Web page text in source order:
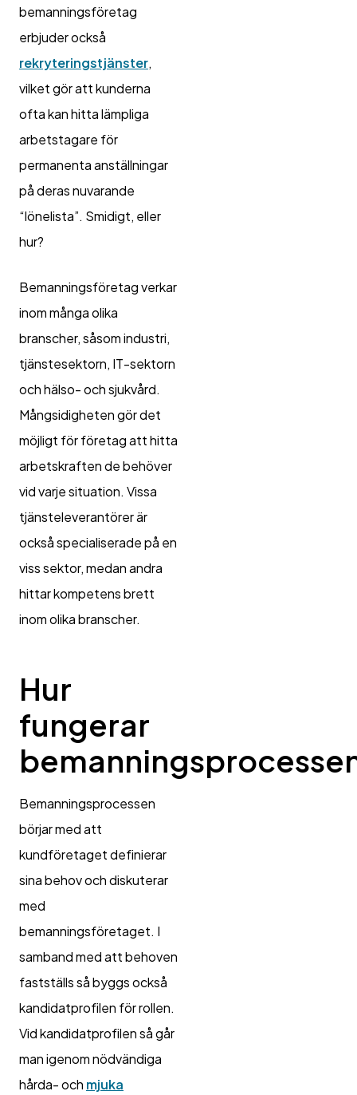
bemanningsföretag
erbjuder också
rekryteringstjänster,
vilket gör att kunderna
ofta kan hitta lämpliga
arbetstagare för
permanenta anställningar
på deras nuvarande
“lönelista”. Smidigt, eller
hur?
Bemanningsföretag verkar
inom många olika
branscher, såsom industri,
tjänstesektorn, IT-sektorn
och hälso- och sjukvård.
Mångsidigheten gör det
möjligt för företag att hitta
arbetskraften de behöver
vid varje situation. Vissa
tjänsteleverantörer är
också specialiserade på en
viss sektor, medan andra
hittar kompetens brett
inom olika branscher.
Hur
fungerar
Bemanningsprocessen
börjar med att
kundföretaget definierar
sina behov och diskuterar
med
bemanningsföretaget. I
samband med att behoven
fastställs så byggs också
kandidatprofilen för rollen.
Vid kandidatprofilen så går
man igenom nödvändiga
hårda- och mjuka